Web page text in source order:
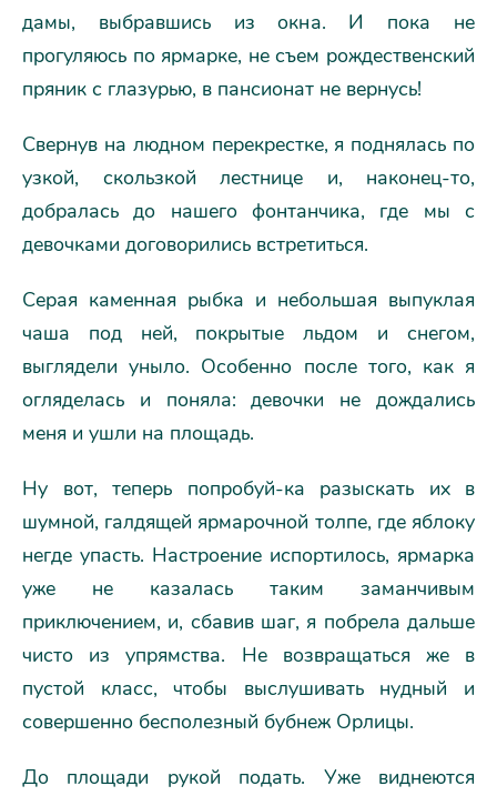
дамы, выбравшись из окна. И пока не
прогуляюсь по ярмарке, не съем рождественский
пряник с глазурью, в пансионат не вернусь!
Свернув на людном перекрестке, я поднялась по
узкой, скользкой лестнице и, наконец-то,
добралась до нашего фонтанчика, где мы с
девочками договорились встретиться.
Серая каменная рыбка и небольшая выпуклая
чаша под ней, покрытые льдом и снегом,
выглядели уныло. Особенно после того, как я
огляделась и поняла: девочки не дождались
меня и ушли на площадь.
Ну вот, теперь попробуй-ка разыскать их в
шумной, галдящей ярмарочной толпе, где яблоку
негде упасть. Настроение испортилось, ярмарка
уже не казалась таким заманчивым
приключением, и, сбавив шаг, я побрела дальше
чисто из упрямства. Не возвращаться же в
пустой класс, чтобы выслушивать нудный и
совершенно бесполезный бубнеж Орлицы.
До площади рукой подать. Уже виднеются